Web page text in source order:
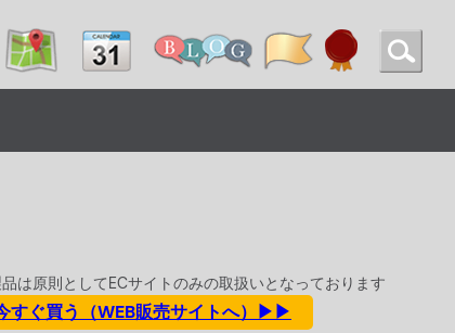
は原則としてECサイトのみの取扱いとなっております
すぐ買う（WEB販売サイトへ）▶▶